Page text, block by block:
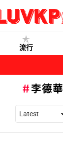
流行
李德華